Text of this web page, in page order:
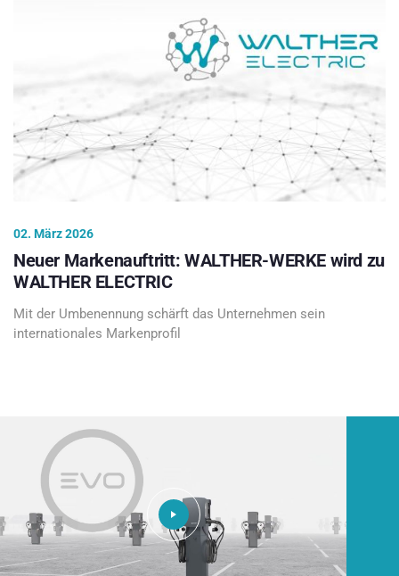
02. März 2026
Neuer Markenauftritt: WALTHER-WERKE wird zu
WALTHER ELECTRIC
Mit der Umbenennung schärft das Unternehmen sein
internationales Markenprofil